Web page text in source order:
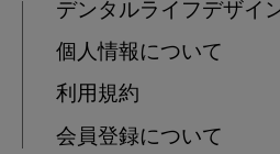
デンタルライフデザイ
個人情報について
利用規約
会員登録について